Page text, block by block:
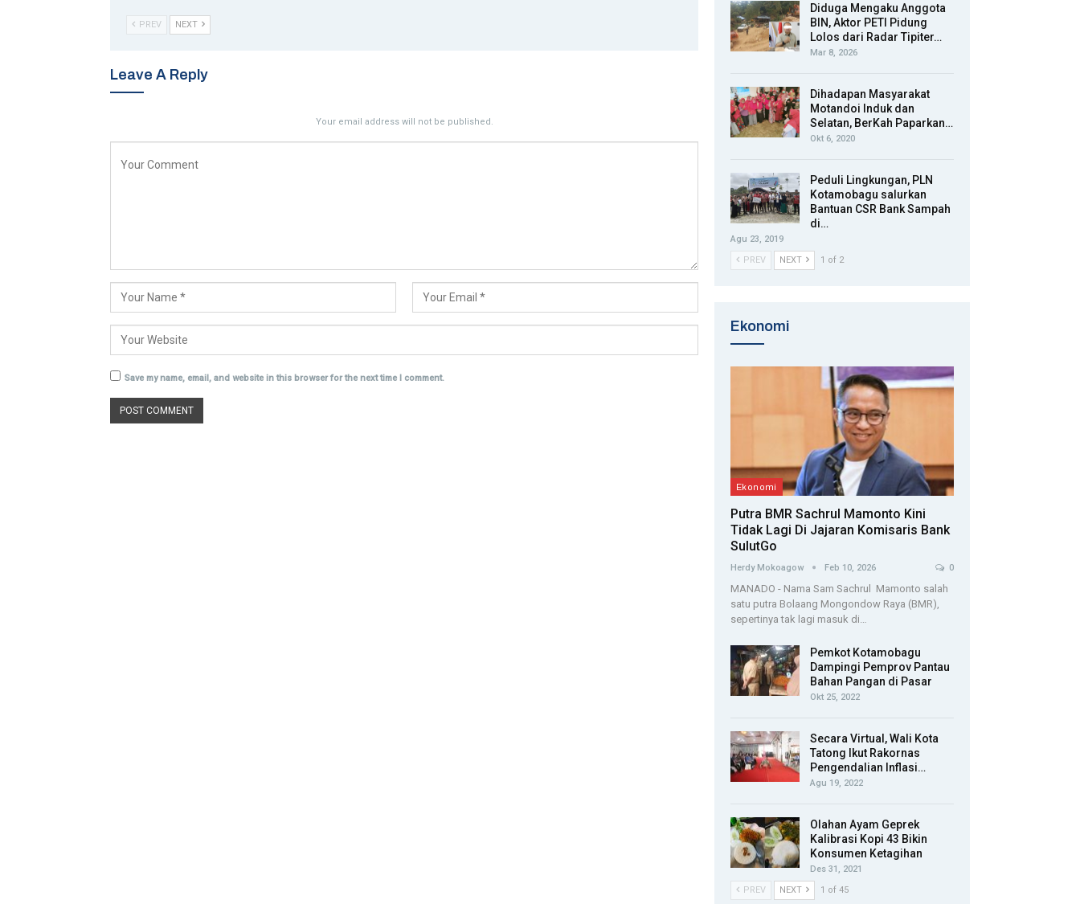
PREV NEXT
Leave A Reply
Your email address will not be published.
Save my name, email, and website in this browser for the next time I comment.
Diduga Mengaku Anggota
BIN, Aktor PETI Pidung
Lolos dari Radar Tipiter…
Mar 8, 2026
Dihadapan Masyarakat
Motandoi Induk dan
Selatan, BerKah Paparkan…
Okt 6, 2020
Peduli Lingkungan, PLN
Kotamobagu salurkan
Bantuan CSR Bank Sampah
di…
Agu 23, 2019
PREV
NEXT 1 of 2
Ekonomi
Ekonomi
Putra BMR Sachrul Mamonto Kini
Tidak Lagi Di Jajaran Komisaris Bank
SulutGo
Herdy Mokoagow Feb 10, 2026 0
MANADO - Nama Sam Sachrul Mamonto salah
satu putra Bolaang Mongondow Raya (BMR),
sepertinya tak lagi masuk di…
Pemkot Kotamobagu
Dampingi Pemprov Pantau
Bahan Pangan di Pasar
Okt 25, 2022
Secara Virtual, Wali Kota
Tatong Ikut Rakornas
Pengendalian Inflasi…
Agu 19, 2022
Olahan Ayam Geprek
Kalibrasi Kopi 43 Bikin
Konsumen Ketagihan
Des 31, 2021
PREV
NEXT 1 of 45